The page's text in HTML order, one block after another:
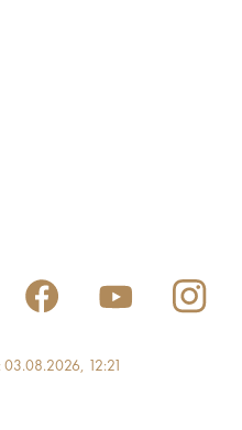
03.08.2026, 12:21